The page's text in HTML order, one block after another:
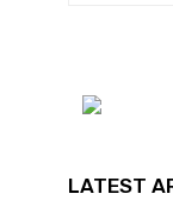
LATEST